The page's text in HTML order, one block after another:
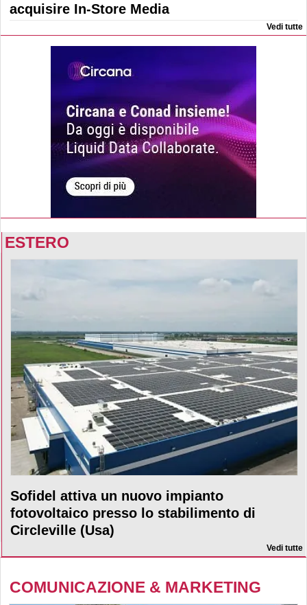
acquisire In-Store Media
Vedi tutte
ESTERO
Sofidel attiva un nuovo impianto
fotovoltaico presso lo stabilimento di
Circleville (Usa)
Vedi tutte
COMUNICAZIONE & MARKETING